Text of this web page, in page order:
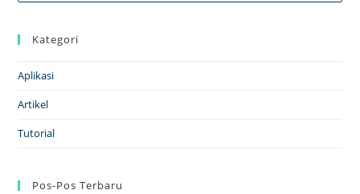
Kategori
Aplikasi
Artikel
Tutorial
Pos-Pos Terbaru